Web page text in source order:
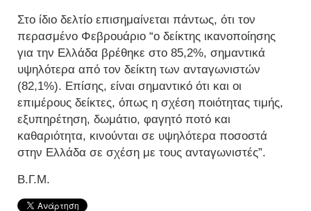
Στο ίδιο δελτίο επισημαίνεται πάντως, ότι τον
περασμένο Φεβρουάριο “ο δείκτης ικανοποίησης
για την Ελλάδα βρέθηκε στο 85,2%, σημαντικά
υψηλότερα από τον δείκτη των ανταγωνιστών
(82,1%). Επίσης, είναι σημαντικό ότι και οι
επιμέρους δείκτες, όπως η σχέση ποιότητας τιμής,
εξυπηρέτηση, δωμάτιο, φαγητό ποτό και
καθαριότητα, κινούνται σε υψηλότερα ποσοστά
στην Ελλάδα σε σχέση με τους ανταγωνιστές”.
Β.Γ.Μ.